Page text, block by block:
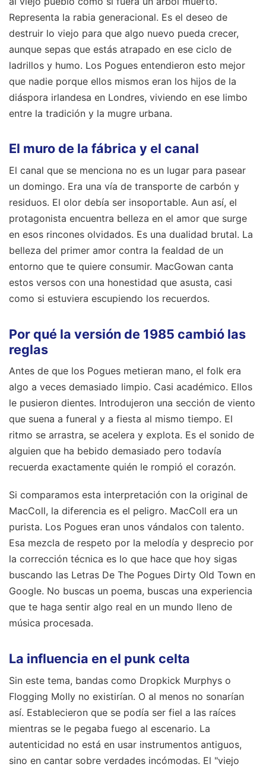
Representa la rabia generacional. Es el deseo de
destruir lo viejo para que algo nuevo pueda crecer,
aunque sepas que estás atrapado en ese ciclo de
ladrillos y humo. Los Pogues entendieron esto mejor
que nadie porque ellos mismos eran los hijos de la
diáspora irlandesa en Londres, viviendo en ese limbo
entre la tradición y la mugre urbana.
El muro de la fábrica y el canal
El canal que se menciona no es un lugar para pasear
un domingo. Era una vía de transporte de carbón y
residuos. El olor debía ser insoportable. Aun así, el
protagonista encuentra belleza en el amor que surge
en esos rincones olvidados. Es una dualidad brutal. La
belleza del primer amor contra la fealdad de un
entorno que te quiere consumir. MacGowan canta
estos versos con una honestidad que asusta, casi
como si estuviera escupiendo los recuerdos.
Por qué la versión de 1985 cambió las
reglas
Antes de que los Pogues metieran mano, el folk era
algo a veces demasiado limpio. Casi académico. Ellos
le pusieron dientes. Introdujeron una sección de viento
que suena a funeral y a fiesta al mismo tiempo. El
ritmo se arrastra, se acelera y explota. Es el sonido de
alguien que ha bebido demasiado pero todavía
recuerda exactamente quién le rompió el corazón.
Si comparamos esta interpretación con la original de
MacColl, la diferencia es el peligro. MacColl era un
purista. Los Pogues eran unos vándalos con talento.
Esa mezcla de respeto por la melodía y desprecio por
la corrección técnica es lo que hace que hoy sigas
buscando las Letras De The Pogues Dirty Old Town en
Google. No buscas un poema, buscas una experiencia
que te haga sentir algo real en un mundo lleno de
música procesada.
La influencia en el punk celta
Sin este tema, bandas como Dropkick Murphys o
Flogging Molly no existirían. O al menos no sonarían
así. Establecieron que se podía ser fiel a las raíces
mientras se le pegaba fuego al escenario. La
autenticidad no está en usar instrumentos antiguos,
sino en cantar sobre verdades incómodas. El "viejo